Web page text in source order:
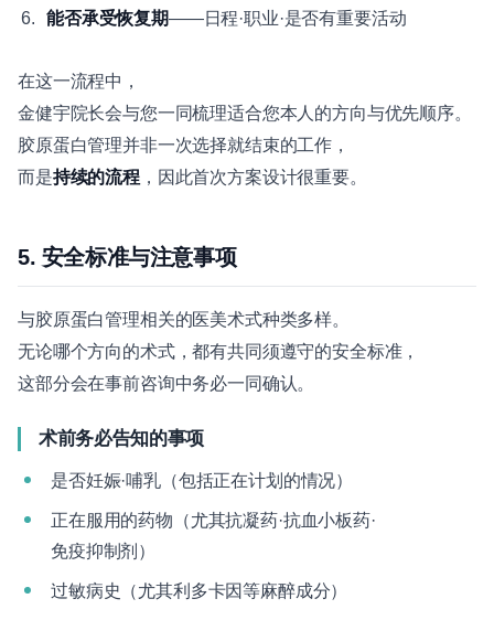
能否承受恢复期——日程·职业·是否有重要活动
在这一流程中，
金健宇院长会与您一同梳理适合您本人的方向与优先顺序。
胶原蛋白管理并非一次选择就结束的工作，
而是持续的流程，因此首次方案设计很重要。
5. 安全标准与注意事项
与胶原蛋白管理相关的医美术式种类多样。
无论哪个方向的术式，都有共同须遵守的安全标准，
这部分会在事前咨询中务必一同确认。
术前务必告知的事项
是否妊娠·哺乳（包括正在计划的情况）
正在服用的药物（尤其抗凝药·抗血小板药·
免疫抑制剂）
过敏病史（尤其利多卡因等麻醉成分）